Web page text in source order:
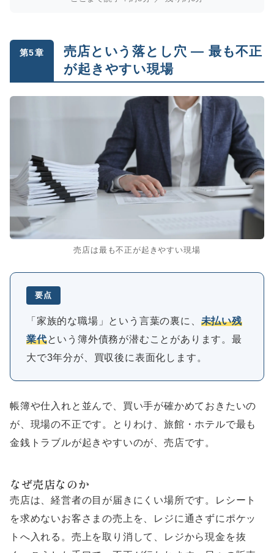
第5章
売店という落とし穴 ― 最も不正
が起きやすい現場
売店は最も不正が起きやすい現場
要点
「家族的な職場」という言葉の裏に、 未払い残
業代という簿外債務が潜むことがあります。最
大で3年分が、買収後に表面化します。
帳簿や仕入れと並んで、買い手が確かめておきたいの
が、現場の不正です。とりわけ、旅館・ホテルで最も
金銭トラブルが起きやすいのが、売店です。
なぜ売店なのか
売店は、経営者の目が届きにくい場所です。レシート
を求めないお客さまの売上を、レジに通さずにポケッ
トへ入れる。売上を取り消して、レジから現金を抜